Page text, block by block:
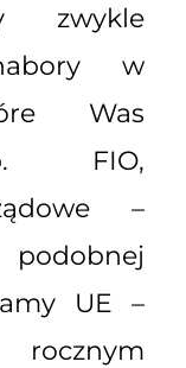
zwykle
w
Was
FIO,
–
UE –